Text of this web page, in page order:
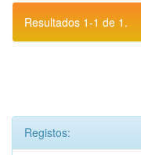
Resultados 1-1 de 1.
Registos: